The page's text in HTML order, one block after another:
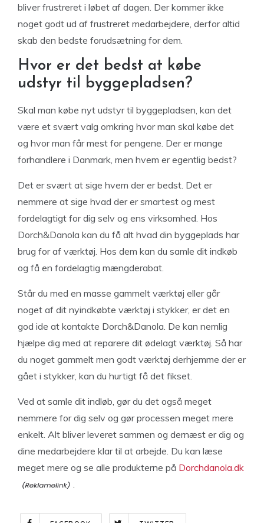
bliver frustreret i løbet af dagen. Der kommer ikke
noget godt ud af frustreret medarbejdere, derfor altid
skab den bedste forudsætning for dem.
Hvor er det bedst at købe
udstyr til byggepladsen?
Skal man købe nyt udstyr til byggepladsen, kan det
være et svært valg omkring hvor man skal købe det
og hvor man får mest for pengene. Der er mange
forhandlere i Danmark, men hvem er egentlig bedst?
Det er svært at sige hvem der er bedst. Det er
nemmere at sige hvad der er smartest og mest
fordelagtigt for dig selv og ens virksomhed. Hos
Dorch&Danola kan du få alt hvad din byggeplads har
brug for af værktøj. Hos dem kan du samle dit indkøb
og få en fordelagtig mængderabat.
Står du med en masse gammelt værktøj eller går
noget af dit nyindkøbte værktøj i stykker, er det en
god ide at kontakte Dorch&Danola. De kan nemlig
hjælpe dig med at reparere dit ødelagt værktøj. Så har
du noget gammelt men godt værktøj derhjemme der er
gået i stykker, kan du hurtigt få det fikset.
Ved at samle dit indløb, gør du det også meget
nemmere for dig selv og gør processen meget mere
enkelt. Alt bliver leveret sammen og dernæst er dig og
dine medarbejdere klar til at arbejde. Du kan læse
meget mere og se alle produkterne på Dorchdanola.dk
.